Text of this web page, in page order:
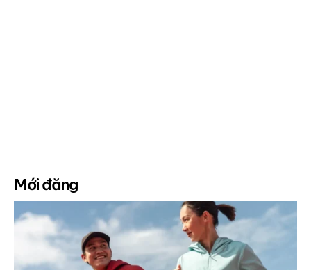
Mới đăng